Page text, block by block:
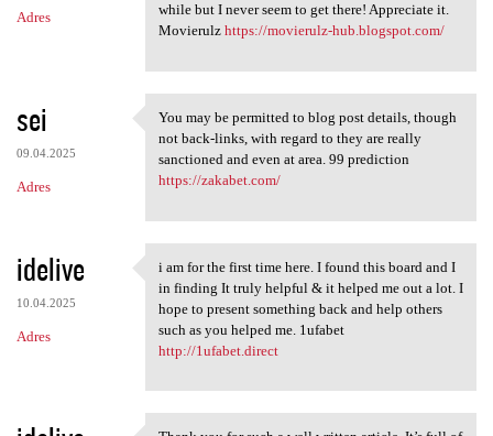
Adres
while but I never seem to get there! Appreciate it.
Movierulz https://movierulz-hub.blogspot.com/
sei
09.04.2025
Adres
You may be permitted to blog
You may be permitted to blog post details, though
not back-links, with regard to they are really
sanctioned and even at area. 99 prediction
https://zakabet.com/
idelive
10.04.2025
Adres
i am for the first time here.
i am for the first time here. I found this board and I
in finding It truly helpful & it helped me out a lot. I
hope to present something back and help others
such as you helped me. 1ufabet
http://1ufabet.direct